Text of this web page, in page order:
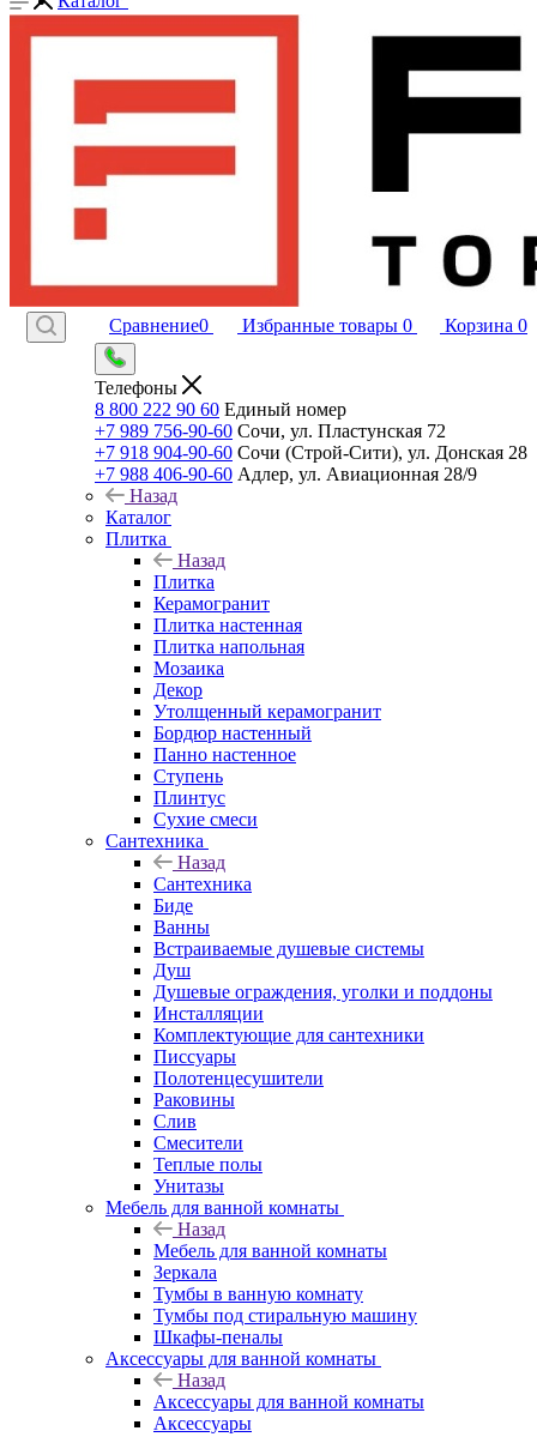
Сравнение0 Избранные товары 0 Корзина 0
Телефоны
8 800 222 90 60 Единый номер
+7 989 756-90-60 Сочи, ул. Пластунская 72
+7 918 904-90-60 Сочи (Строй-Сити), ул. Донская 28
+7 988 406-90-60 Адлер, ул. Авиационная 28/9
Назад
Каталог
Плитка
Назад
Плитка
Керамогранит
Плитка настенная
Плитка напольная
Мозаика
Декор
Утолщенный керамогранит
Бордюр настенный
Панно настенное
Ступень
Плинтус
Сухие смеси
Сантехника
Назад
Сантехника
Биде
Ванны
Встраиваемые душевые системы
Душ
Душевые ограждения, уголки и поддоны
Инсталляции
Комплектующие для сантехники
Писсуары
Полотенцесушители
Раковины
Слив
Смесители
Теплые полы
Унитазы
Мебель для ванной комнаты
Назад
Мебель для ванной комнаты
Зеркала
Тумбы в ванную комнату
Тумбы под стиральную машину
Шкафы-пеналы
Аксессуары для ванной комнаты
Назад
Аксессуары для ванной комнаты
Аксессуары